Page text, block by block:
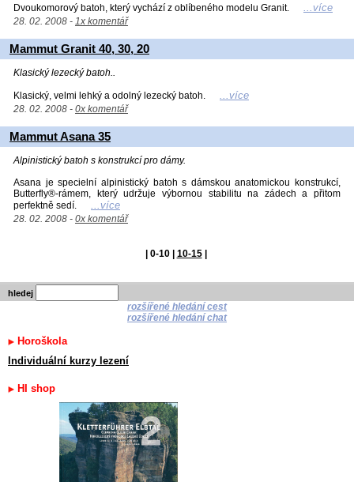
Dvoukomorový batoh, který vychází z oblíbeného modelu Granit. ...více
28. 02. 2008 - 1x komentář
Mammut Granit 40, 30, 20
Klasický lezecký batoh..
Klasický, velmi lehký a odolný lezecký batoh. ...více
28. 02. 2008 - 0x komentář
Mammut Asana 35
Alpinistický batoh s konstrukcí pro dámy.
Asana je specielní alpinistický batoh s dámskou anatomickou konstrukcí,
Butterfly®-rámem, který udržuje výbornou stabilitu na zádech a přitom
perfektně sedí.
...více
28. 02. 2008 - 0x komentář
| 0-10| 10-15|
hledej
rozšířené hledání cest
rozšířené hledání chat
Horoškola
Individuální kurzy lezení
HI shop